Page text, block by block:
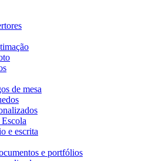
de mesa
e escrita
e portfólios